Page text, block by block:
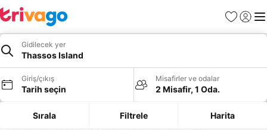
Favoriler
Giriş
Gidilecek yer
Thassos Island
Giriş/çıkış
Tarih seçin
Misafirler ve odalar
2 Misafir, 1 Oda.
Sırala Filtrele Harita